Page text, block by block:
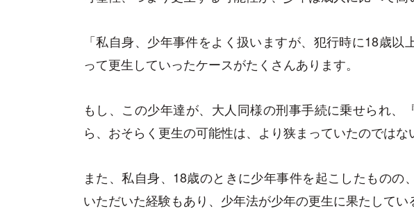
「私自身、少年事件をよく扱いますが、犯行時に18歳以
って更生していったケースがたくさんあります。
もし、この少年達が、大人同様の刑事手続に乗せられ、
ら、おそらく更生の可能性は、より狭まっていたのではな
また、私自身、18歳のときに少年事件を起こしたものの
いただいた経験もあり、少年法が少年の更生に果たしてい